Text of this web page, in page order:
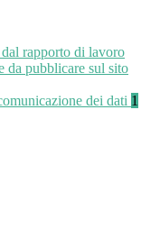
rapporto di lavoro
da pubblicare sul sito
dei dati 1